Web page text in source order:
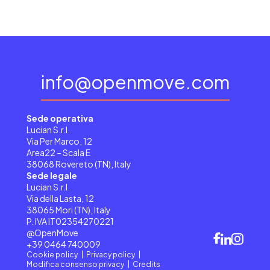
info@openmove.com
Sede operativa
Lucian S.r.l.
Via Per Marco, 12
Area22 – Scala E
38068 Rovereto (TN), Italy
Sede legale
Lucian S.r.l.
Via della Lasta, 12
38065 Mori (TN), Italy
P. IVA IT02354270221
@OpenMove
+39 0464 740009
Cookie policy
Privacy policy
Modifica consenso privacy
Credits